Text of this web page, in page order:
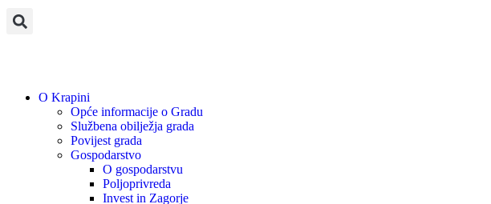
O Krapini
Opće informacije o Gradu
Službena obilježja grada
Povijest grada
Gospodarstvo
O gospodarstvu
Poljoprivreda
Invest in Zagorje